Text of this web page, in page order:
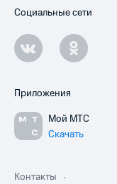
Социальные сети
Приложения
Мой МТС
Скачать
Контакты